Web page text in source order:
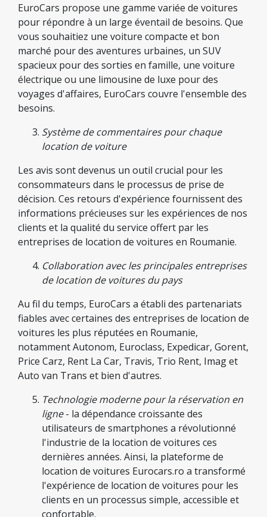
EuroCars propose une gamme variée de voitures
pour répondre à un large éventail de besoins. Que
vous souhaitiez une voiture compacte et bon
marché pour des aventures urbaines, un SUV
spacieux pour des sorties en famille, une voiture
électrique ou une limousine de luxe pour des
voyages d'affaires, EuroCars couvre l'ensemble des
besoins.
Système de commentaires pour chaque
location de voiture
Les avis sont devenus un outil crucial pour les
consommateurs dans le processus de prise de
décision. Ces retours d'expérience fournissent des
informations précieuses sur les expériences de nos
clients et la qualité du service offert par les
entreprises de location de voitures en Roumanie.
Collaboration avec les principales entreprises
de location de voitures du pays
Au fil du temps, EuroCars a établi des partenariats
fiables avec certaines des entreprises de location de
voitures les plus réputées en Roumanie,
notamment Autonom, Euroclass, Expedicar, Gorent,
Price Carz, Rent La Car, Travis, Trio Rent, Imag et
Auto van Trans et bien d'autres.
Technologie moderne pour la réservation en
ligne- la dépendance croissante des
utilisateurs de smartphones a révolutionné
l'industrie de la location de voitures ces
dernières années. Ainsi, la plateforme de
location de voitures Eurocars.ro a transformé
l'expérience de location de voitures pour les
clients en un processus simple, accessible et
confortable.